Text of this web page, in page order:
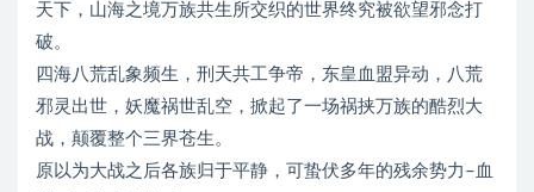
天下，山海之境万族共生所交织的世界终究被欲望邪念打
破。
四海八荒乱象频生，刑天共工争帝，东皇血盟异动，八荒
邪灵出世，妖魔祸世乱空，掀起了一场祸挟万族的酷烈大
战，颠覆整个三界苍生。
原以为大战之后各族归于平静，可蛰伏多年的残余势力–血